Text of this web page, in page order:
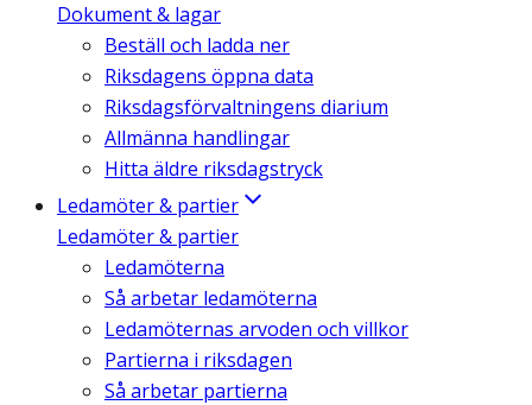
Dokument & lagar
Beställ och ladda ner
Riksdagens öppna data
Riksdagsförvaltningens diarium
Allmänna handlingar
Hitta äldre riksdagstryck
Ledamöter & partier
Ledamöter & partier
Ledamöterna
Så arbetar ledamöterna
Ledamöternas arvoden och villkor
Partierna i riksdagen
Så arbetar partierna